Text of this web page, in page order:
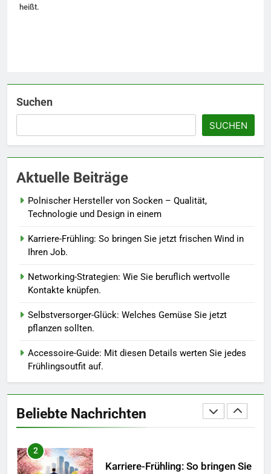
heißt.
Suchen
SUCHEN
Aktuelle Beiträge
Polnischer Hersteller von Socken – Qualität,
Technologie und Design in einem
Karriere-Frühling: So bringen Sie jetzt frischen Wind in
Ihren Job.
Networking-Strategien: Wie Sie beruflich wertvolle
Kontakte knüpfen.
Selbstversorger-Glück: Welches Gemüse Sie jetzt
pflanzen sollten.
Accessoire-Guide: Mit diesen Details werten Sie jedes
Frühlingsoutfit auf.
Beliebte Nachrichten
Sie Bienen und Schmetterlinge
Berufliche Neuorientierung: Mut
zum Quereinstieg in der neuen
Saison.
LEBENSSTIL
8
So kombinieren Sie Pastelltöne
1
Socken – Qualität, Technologie
2
jetzt frischen Wind in Ihren Job.
LEBENSSTIL
3
Networking-Strategien: Wie Sie